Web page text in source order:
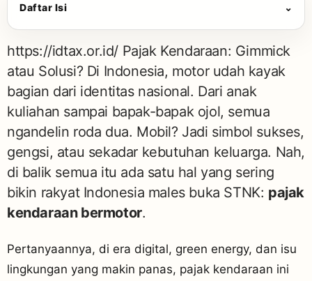
Daftar Isi ⌄
https://idtax.or.id/ Pajak Kendaraan: Gimmick
atau Solusi? Di Indonesia, motor udah kayak
bagian dari identitas nasional. Dari anak
kuliahan sampai bapak-bapak ojol, semua
ngandelin roda dua. Mobil? Jadi simbol sukses,
gengsi, atau sekadar kebutuhan keluarga. Nah,
di balik semua itu ada satu hal yang sering
bikin rakyat Indonesia males buka STNK: pajak
kendaraan bermotor.
Pertanyaannya, di era digital, green energy, dan isu
lingkungan yang makin panas, pajak kendaraan ini